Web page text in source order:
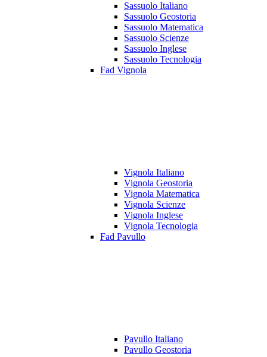
Sassuolo Italiano
Sassuolo Geostoria
Sassuolo Matematica
Sassuolo Scienze
Sassuolo Inglese
Sassuolo Tecnologia
Fad Vignola
Vignola Italiano
Vignola Geostoria
Vignola Matematica
Vignola Scienze
Vignola Inglese
Vignola Tecnologia
Fad Pavullo
Pavullo Italiano
Pavullo Geostoria